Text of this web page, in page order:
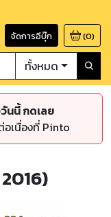
จัดการอีบุ๊ก (0)
ทั้งหมด
นนี้ กดเลย
เนื่องที่ Pinto